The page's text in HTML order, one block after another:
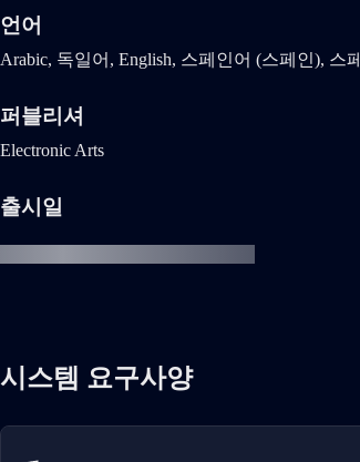
언어
Arabic, 독일어, English, 스페인어 (스페인), 스
퍼블리셔
Electronic Arts
출시일
시스템 요구사양